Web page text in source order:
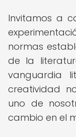
Invitamos a
normas
de la
vanguardia
creatividad
uno de
cambio en el